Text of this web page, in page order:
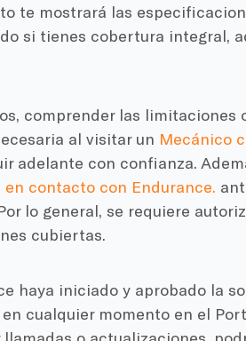
te mostrará las
si tienes cobertura integral,
comprender las limitaciones
al visitar un Mecánico
adelante con confianza.
contacto con Endurance.
lo general, se requiere
cubiertas.
haya iniciado y aprobado la
cualquier momento en el